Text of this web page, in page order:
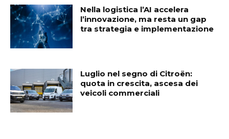
Nella logistica l’AI accelera
l’innovazione, ma resta un gap
tra strategia e implementazione
Luglio nel segno di Citroën:
quota in crescita, ascesa dei
veicoli commerciali